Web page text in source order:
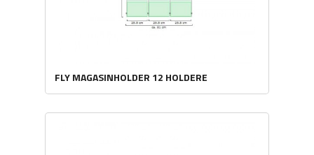
FLY MAGASINHOLDER 12 HOLDERE